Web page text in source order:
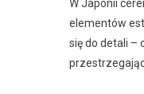
W Japonii
elementów
się do detali –